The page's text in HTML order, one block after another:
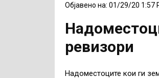
Објавено на: 01/29/20 1:57
ревизори
Надоместоците кои ги